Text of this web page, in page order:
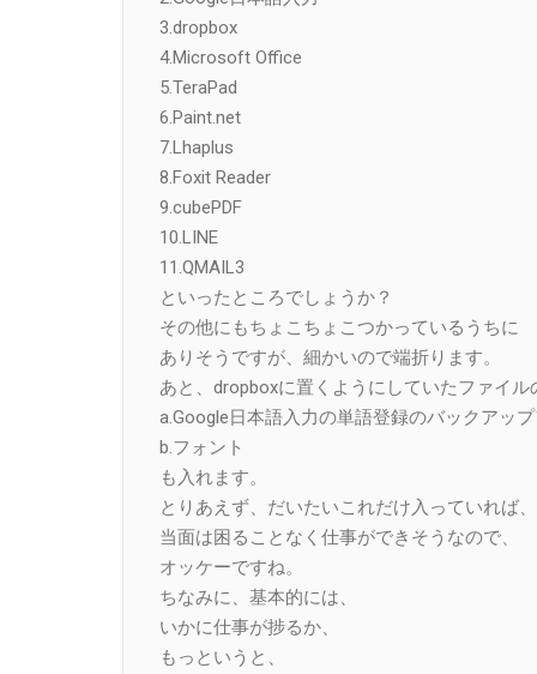
3.dropbox
4.Microsoft Office
5.TeraPad
6.Paint.net
7.Lhaplus
8.Foxit Reader
9.cubePDF
10.LINE
11.QMAIL3
といったところでしょうか？
その他にもちょこちょこつかっているうちに
ありそうですが、細かいので端折ります。
あと、dropboxに置くようにしていたファイル
a.Google日本語入力の単語登録のバックアッ
b.フォント
も入れます。
とりあえず、だいたいこれだけ入っていれば、
当面は困ることなく仕事ができそうなので、
オッケーですね。
ちなみに、基本的には、
いかに仕事が捗るか、
もっというと、